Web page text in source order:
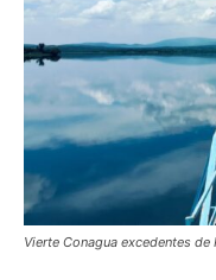
Vierte Conagua excedentes de